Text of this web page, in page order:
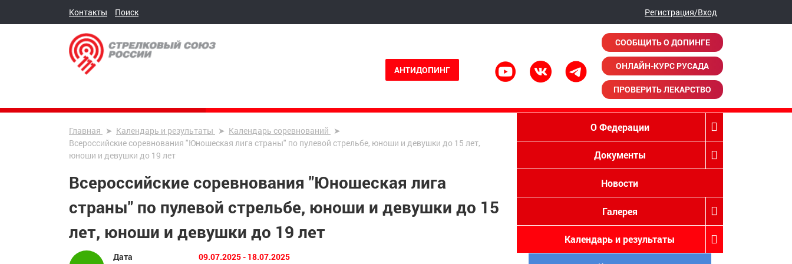
Контакты Поиск Регистрация/Вход
АНТИДОПИНГ
СООБЩИТЬ О ДОПИНГЕ
ОНЛАЙН-КУРС РУСАДА
ПРОВЕРИТЬ ЛЕКАРСТВО
Главная Календарь и результаты
Календарь соревнований
Всероссийские соревнования "Юношеская лига страны" по пулевой стрельбе, юноши и девушки до 15 лет,
юноши и девушки до 19 лет
Всероссийские соревнования "Юношеская лига
страны" по пулевой стрельбе, юноши и девушки до 15
лет, юноши и девушки до 19 лет
Дата
09.07.2025 - 18.07.2025
О Федерации
Документы
Новости
Галерея
Календарь и результаты